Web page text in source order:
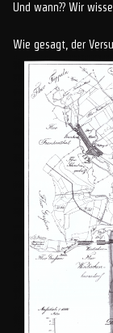
Und wann?? Wir
Wie gesagt, der